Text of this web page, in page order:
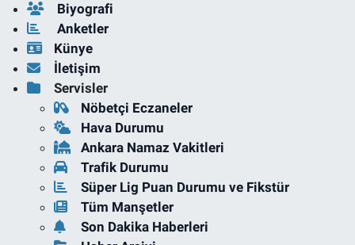
Biyografi
Anketler
Künye
İletişim
Servisler
Nöbetçi Eczaneler
Hava Durumu
Ankara Namaz Vakitleri
Trafik Durumu
Süper Lig Puan Durumu ve Fikstür
Tüm Manşetler
Son Dakika Haberleri